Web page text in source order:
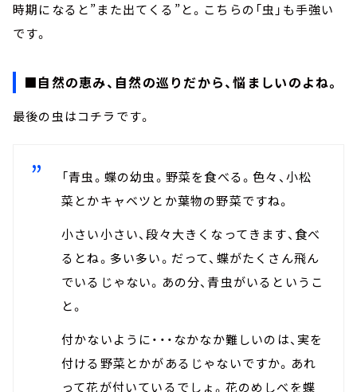
時期になると”また出てくる”と。こちらの「虫」も手強い
です。
■自然の恵み、自然の巡りだから、悩ましいのよね。
最後の虫はコチラです。
「青虫。蝶の幼虫。野菜を食べる。色々、小松
菜とかキャベツとか葉物の野菜ですね。
小さい小さい、段々大きくなってきます、食べ
るとね。多い多い。だって、蝶がたくさん飛ん
でいるじゃない。あの分、青虫がいるというこ
と。
付かないように・・・なかなか難しいのは、実を
付ける野菜とかがあるじゃないですか。あれ
って花が付いているでしょ。花のめしべを蝶